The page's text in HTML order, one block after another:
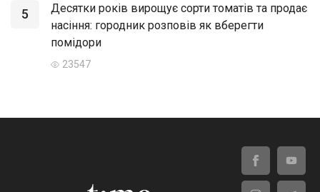
5
Десятки років вирощує сорти томатів та продає
насіння: городник розповів як вберегти
помідори
23547